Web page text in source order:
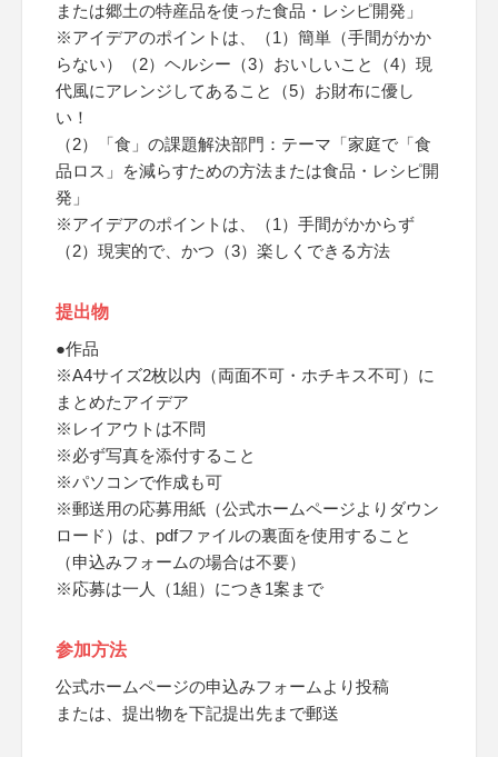
または郷土の特産品を使った食品・レシピ開発」
※アイデアのポイントは、（1）簡単（手間がかか
らない）（2）ヘルシー（3）おいしいこと（4）現
代風にアレンジしてあること（5）お財布に優し
い！
（2）「食」の課題解決部門：テーマ「家庭で「食
品ロス」を減らすための方法または食品・レシピ開
発」
※アイデアのポイントは、（1）手間がかからず
（2）現実的で、かつ（3）楽しくできる方法
提出物
●作品
※A4サイズ2枚以内（両面不可・ホチキス不可）に
まとめたアイデア
※レイアウトは不問
※必ず写真を添付すること
※パソコンで作成も可
※郵送用の応募用紙（公式ホームページよりダウン
ロード）は、pdfファイルの裏面を使用すること
（申込みフォームの場合は不要）
※応募は一人（1組）につき1案まで
参加方法
公式ホームページの申込みフォームより投稿
または、提出物を下記提出先まで郵送